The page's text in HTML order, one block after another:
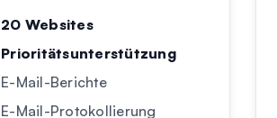
20 Websites
Prioritätsunterstützung
E-Mail-Berichte
E-Mail-Protokollierung